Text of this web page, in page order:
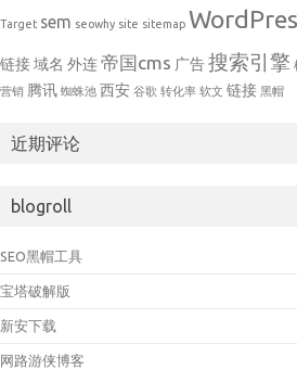
Target sem seowhy site sitemap
链接域名 外连帝国cms 广告搜索引擎
营销 腾讯 蜘蛛池 西安 谷歌 转化率 软文 链接 黑帽
近期评论
blogroll
SEO黑帽工具
宝塔破解版
新安下载
网路游侠博客